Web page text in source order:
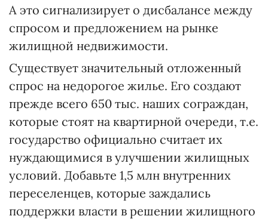
А это сигнализирует о дисбалансе между
спросом и предложением на рынке
жилищной недвижимости.
Существует значительный отложенный
спрос на недорогое жилье. Его создают
прежде всего 650 тыс. наших сограждан,
которые стоят на квартирной очереди, т.е.
государство официально считает их
нуждающимися в улучшении жилищных
условий. Добавьте 1,5 млн внутренних
переселенцев, которые заждались
поддержки власти в решении жилищного